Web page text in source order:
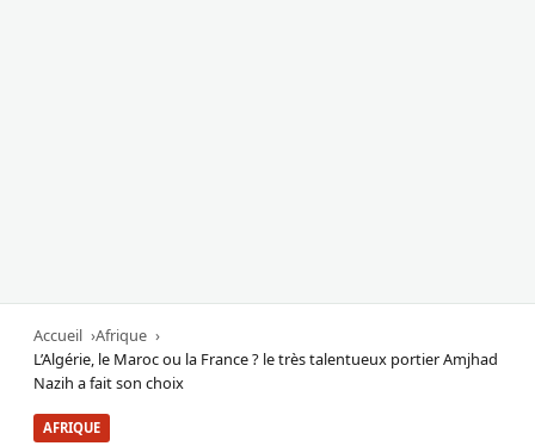
Accueil
Afrique
L’Algérie, le Maroc ou la France ? le très talentueux portier Amjhad
Nazih a fait son choix
AFRIQUE